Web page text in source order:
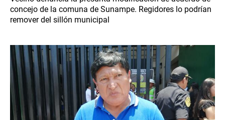
concejo de la comuna de Sunampe. Regidores lo podrían
remover del sillón municipal